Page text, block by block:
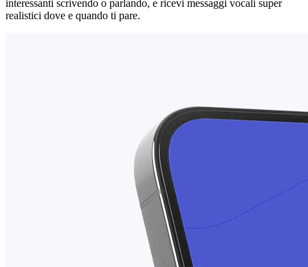
interessanti scrivendo o parlando, e ricevi messaggi vocali super
realistici dove e quando ti pare.